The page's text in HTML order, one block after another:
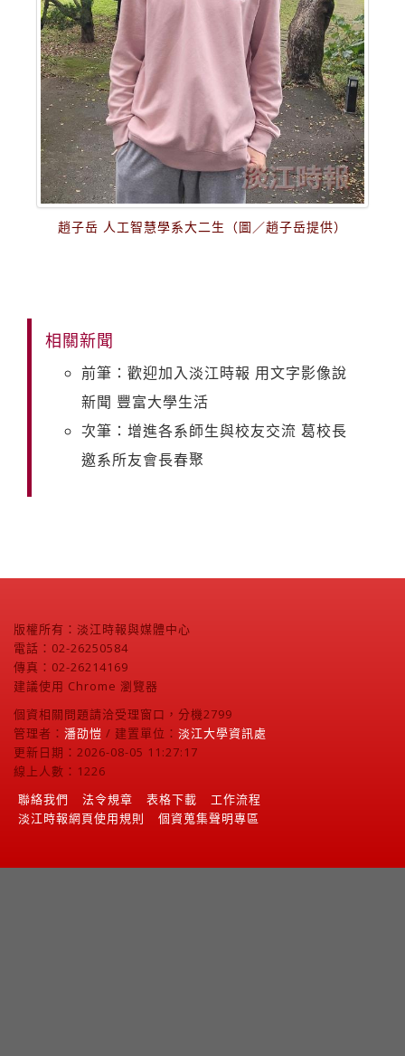
趙子岳 人工智慧學系大二生（圖／趙子岳提供）
相關新聞
前筆：歡迎加入淡江時報 用文字影像說
新聞 豐富大學生活
次筆：增進各系師生與校友交流 葛校長
邀系所友會長春聚
版權所有：淡江時報與媒體中心
電話：02-26250584
傳真：02-26214169
建議使用 Chrome 瀏覽器
個資相關問題請洽受理窗口，分機2799
管理者： 潘劭愷 / 建置單位： 淡江大學資訊處
更新日期：2026-08-05 11:27:17
線上人數：1226
聯絡我們
法令規章 表格下載
工作流程
淡江時報網頁使用規則
個資蒐集聲明專區